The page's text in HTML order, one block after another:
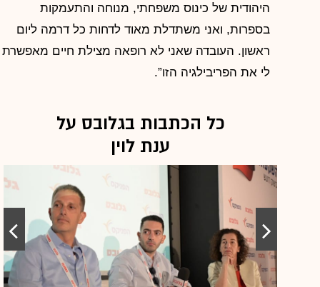
היהודית של כינוס משפחתי, מנוחה והתעמקות
בספרות, ואני משתדלת מאוד לדחות כל דרמה ליום
ראשון. העובדה שאני לא רופאה מצילת חיים מאפשרת
לי את הפריבילגיה הזו”.
כל הכתבות בגלובס על
ענת לוין